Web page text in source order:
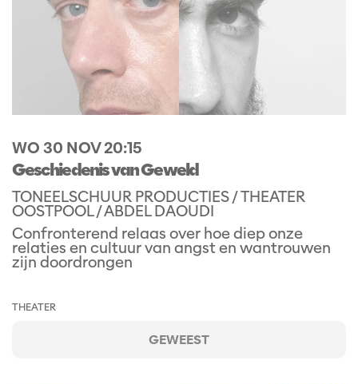
Geschiedenis van Geweld
TONEELSCHUUR PRODUCTIES / THEATER
OOSTPOOL / ABDEL DAOUDI
WO 30 NOV20:15
Confronterend relaas over hoe diep onze
relaties en cultuur van angst en wantrouwen
zijn doordrongen
THEATER
GEWEEST